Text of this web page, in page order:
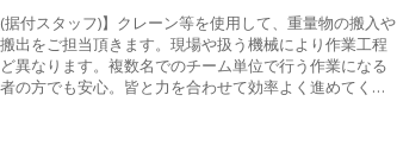
(据付スタッフ)】クレーン等を使用して、重量物の搬入や
出をご担当頂きます。現場や扱う機械により作業工程
異なります。複数名でのチーム単位で行う作業になる
の方でも安心。皆と力を合わせて効率よく進めてくだ